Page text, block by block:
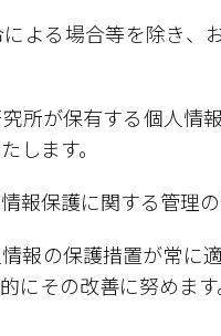
よる場合等を除き
所が保有する個人情
します。
報保護に関する管理
報の保護措置が常に
にその改善に努めます